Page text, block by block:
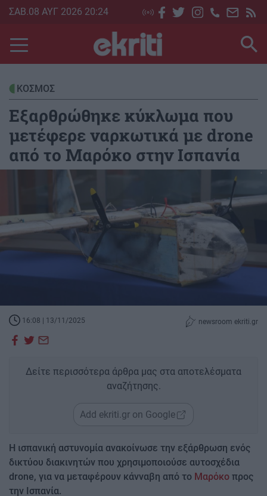
Skip
main
content
ΣΑΒ.08 ΑΥΓ 2026 20:24
ΚΟΣΜΟΣ
Εξαρθρώθηκε κύκλωμα που
μετέφερε ναρκωτικά με drone
από το Μαρόκο στην Ισπανία
16:08 | 13/11/2025 newsroom ekriti.gr
Δείτε περισσότερα άρθρα μας στα αποτελέσματα
αναζήτησης.
Add ekriti.gr on Google
Η ισπανική αστυνομία ανακοίνωσε την εξάρθρωση ενός
δικτύου διακινητών που χρησιμοποιούσε αυτοσχέδια
drone, για να μεταφέρουν κάνναβη από το Μαρόκο προς
την Ισπανία.